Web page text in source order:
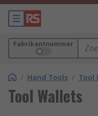
Fabrikantnummer
/ Hand Tools / Tool
Tool Wallets